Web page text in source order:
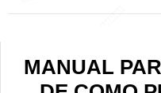
MANUAL